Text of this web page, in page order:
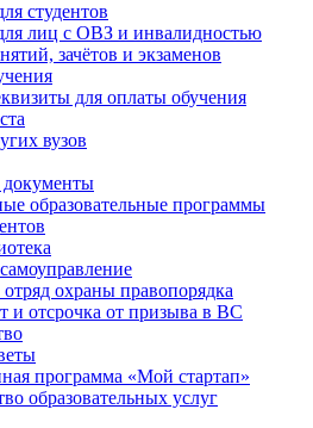
студентов
лиц с ОВЗ и инвалидностью
зачётов и экзаменов
для оплаты обучения
вузов
образовательные программы
охраны правопорядка
и отсрочка от призыва в ВС
программа «Мой стартап»
образовательных услуг